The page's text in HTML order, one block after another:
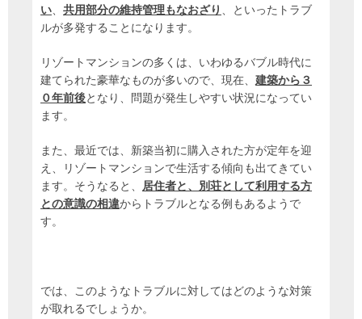
い、 共用部分の維持管理もなおざり 、といったトラブ
ルが多発することになります。
リゾートマンションの多くは、いわゆるバブル時代に
建てられた豪華なものが多いので、現在、 建築から３
０年前後となり、問題が発生しやすい状況になってい
ます。
また、最近では、新築当初に購入された方が定年を迎
え、リゾートマンションで生活する傾向も出てきてい
ます。そうなると、 居住者と、別荘として利用する方
との意識の相違からトラブルとなる例もあるようで
す。
では、このようなトラブルに対してはどのような対策
が取れるでしょうか。